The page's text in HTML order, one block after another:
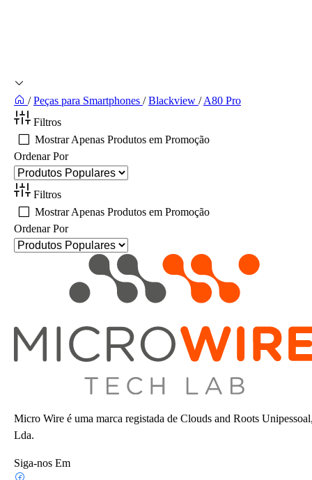
/ Peças para Smartphones / Blackview /A80 Pro
Filtros
Mostrar Apenas Produtos em Promoção
Ordenar Por
Filtros
Mostrar Apenas Produtos em Promoção
Ordenar Por
Micro Wire é uma marca registada de Clouds and Roots
Lda.
Siga-nos Em